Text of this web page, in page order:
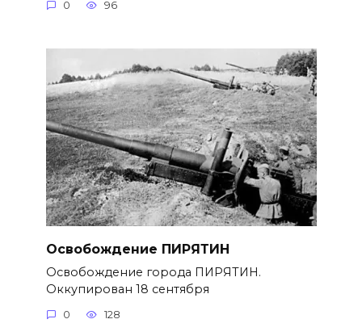
0 96
Освобождение ПИРЯТИН
Освобождение города ПИРЯТИН.
Оккупирован 18 сентября
0 128